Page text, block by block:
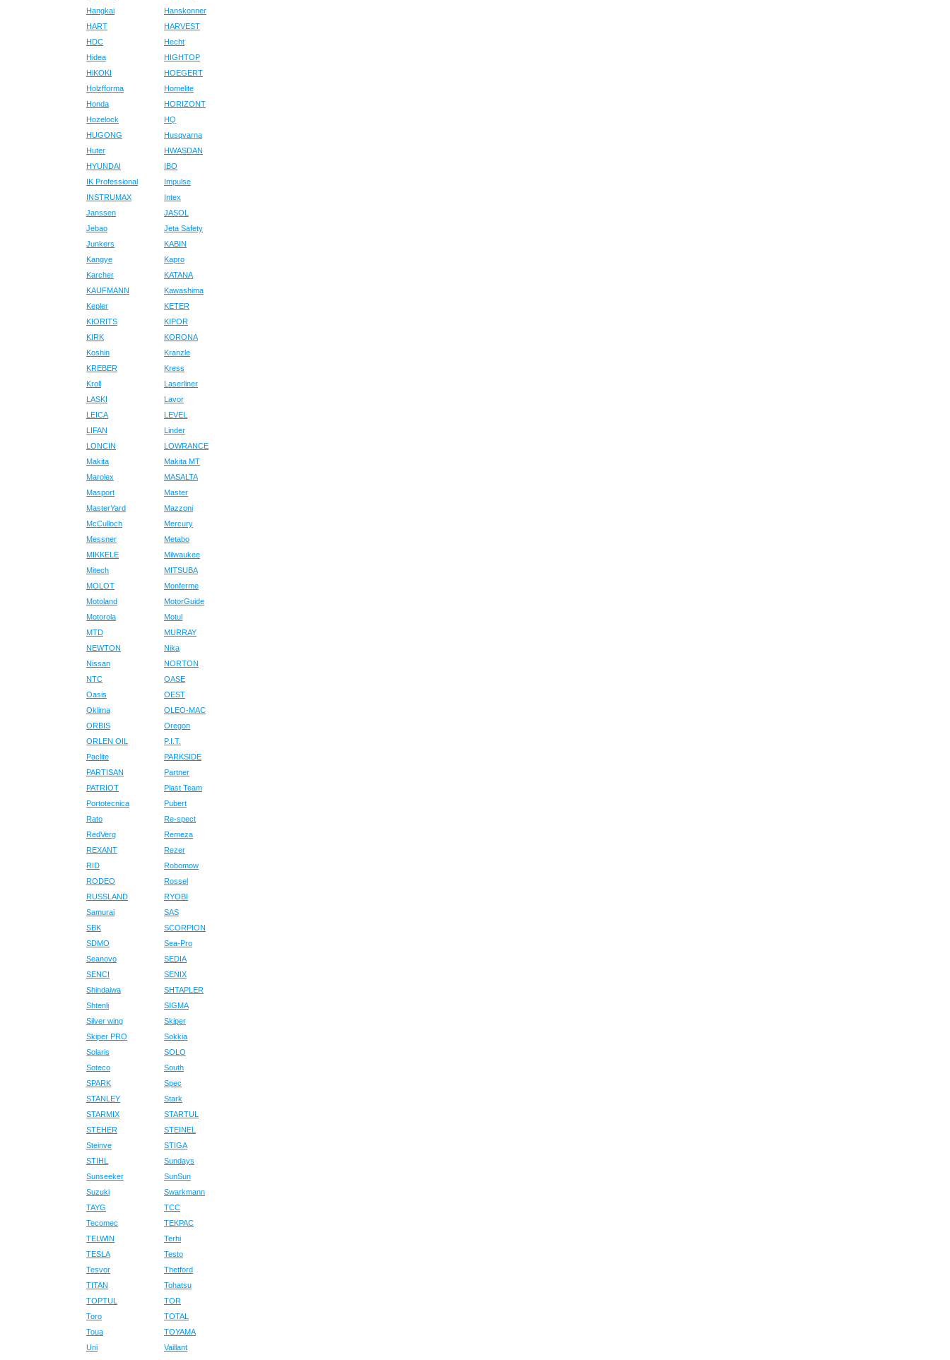
Hangkai
Hanskonner
HART
HARVEST
HDC
Hecht
Hidea
HIGHTOP
HiKOKI
HOEGERT
Holzfforma
Homelite
Honda
HORIZONT
Hozelock
HQ
HUGONG
Husqvarna
Huter
HWASDAN
HYUNDAI
IBO
IK Professional
Impulse
INSTRUMAX
Intex
Janssen
JASOL
Jebao
Jeta Safety
Junkers
KABIN
Kangye
Kapro
Karcher
KATANA
KAUFMANN
Kawashima
Kepler
KETER
KIORITS
KIPOR
KIRK
KORONA
Koshin
Kranzle
KREBER
Kress
Kroll
Laserliner
LASKI
Lavor
LEICA
LEVEL
LIFAN
Linder
LONCIN
LOWRANCE
Makita
Makita MT
Marolex
MASALTA
Masport
Master
MasterYard
Mazzoni
McCulloch
Mercury
Messner
Metabo
MIKKELE
Milwaukee
Mitech
MITSUBA
MOLOT
Monferme
Motoland
MotorGuide
Motorola
Motul
MTD
MURRAY
NEWTON
Nika
Nissan
NORTON
NTC
OASE
Oasis
OEST
Oklima
OLEO-MAC
ORBIS
Oregon
ORLEN OIL
P.I.T.
Paclite
PARKSIDE
PARTISAN
Partner
PATRIOT
Plast Team
Portotecnica
Pubert
Rato
Re-spect
RedVerg
Remeza
REXANT
Rezer
RID
Robomow
RODEO
Rossel
RUSSLAND
RYOBI
Samurai
SAS
SBK
SCORPION
SDMO
Sea-Pro
Seanovo
SEDIA
SENCI
SENIX
Shindaiwa
SHTAPLER
Shtenli
SIGMA
Silver wing
Skiper
Skiper PRO
Sokkia
Solaris
SOLO
Soteco
South
SPARK
Spec
STANLEY
Stark
STARMIX
STARTUL
STEHER
STEINEL
Steinve
STIGA
STIHL
Sundays
Sunseeker
SunSun
Suzuki
Swarkmann
TAYG
TCC
Tecomec
TEKPAC
TELWIN
Terhi
TESLA
Testo
Tesvor
Thetford
TITAN
Tohatsu
TOPTUL
TOR
Toro
TOTAL
Toua
TOYAMA
Uni
Vaillant